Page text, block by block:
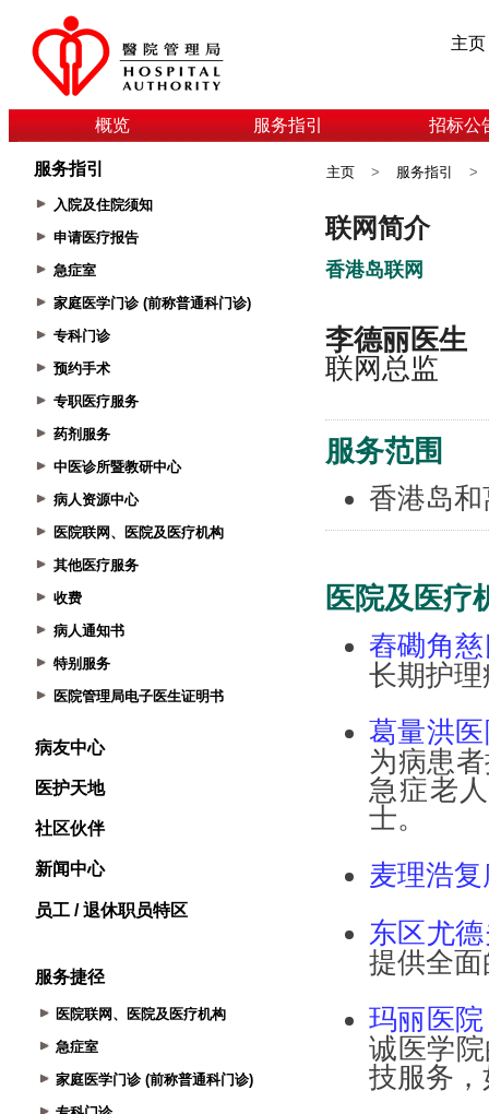
主页
概览 服务指引 招标公
服务指引
入院及住院须知
申请医疗报告
急症室
家庭医学门诊 (前称普通科门诊)
专科门诊
预约手术
专职医疗服务
药剂服务
中医诊所暨教研中心
病人资源中心
医院联网、医院及医疗机构
其他医疗服务
收费
病人通知书
特别服务
医院管理局电子医生证明书
病友中心
医护天地
社区伙伴
新闻中心
员工 / 退休职员特区
服务捷径
医院联网、医院及医疗机构
急症室
家庭医学门诊 (前称普通科门诊)
主页 > 服务指引 >